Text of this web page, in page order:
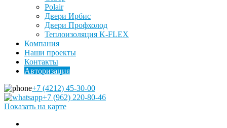
Polair
Двери Ирбис
Двери Профхолод
Теплоизоляция K-FLEX
Компания
Наши проекты
Контакты
Авторизация
+7 (4212) 45-30-00
+7 (962) 220-80-46
Показать на карте